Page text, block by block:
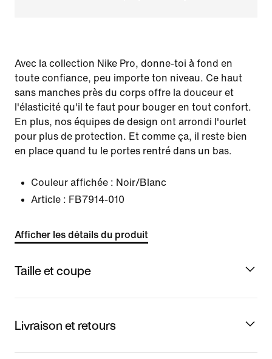
Avec la collection Nike Pro, donne-toi à fond en
toute confiance, peu importe ton niveau. Ce haut
sans manches près du corps offre la douceur et
l'élasticité qu'il te faut pour bouger en tout confort.
En plus, nos équipes de design ont arrondi l'ourlet
pour plus de protection. Et comme ça, il reste bien
en place quand tu le portes rentré dans un bas.
Couleur affichée : Noir/Blanc
Article : FB7914-010
Afficher les détails du produit
Taille et coupe
Livraison et retours